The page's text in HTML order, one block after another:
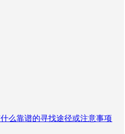
么靠谱的寻找途径或注意事项